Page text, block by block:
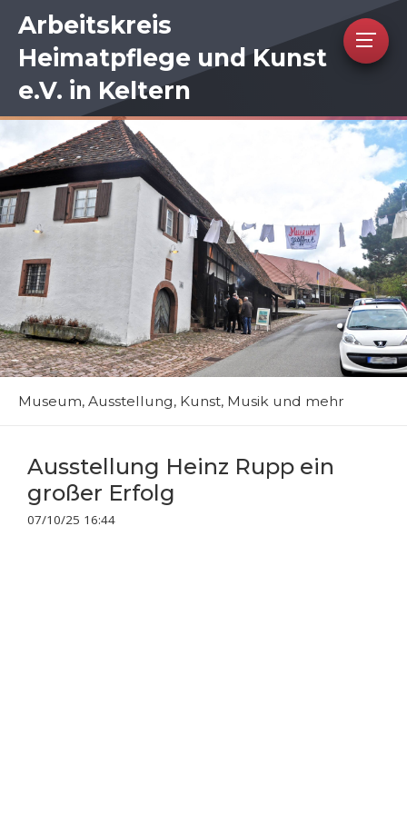
Arbeitskreis
Heimatpflege und Kunst
e.V. in Keltern
Museum, Ausstellung, Kunst, Musik und mehr
Ausstellung Heinz Rupp ein
großer Erfolg
07/10/25 16:44